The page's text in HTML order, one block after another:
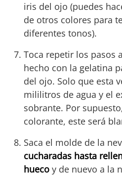
iris del ojo (puedes
de otros colores para
diferentes tonos).
Toca repetir los pasos
hecho con la gelatina
del ojo. Solo que esta
mililitros de agua y el
sobrante. Por
colorante, este será
Saca el molde de la
cucharadas hasta
hueco y de nuevo a la